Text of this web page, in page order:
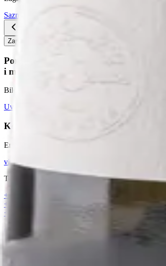
Saznaj više
Zapošljavamo - otvorene su 2 pozicije
Ponesite dio naše planine
i mora sa sobom.
Bilo da nas posjetite u našem podrumu ili otvorite
Uvjeti korištenja
Kontakt
Email
vinarija.jokic1906@gmail.com
Telefoni
+385 99 345 65 67
+385 99 325 27 25
+385 95 904 15 02
Radno vrijeme